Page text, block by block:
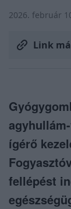
2026. február
Link
ígérő
fellépést